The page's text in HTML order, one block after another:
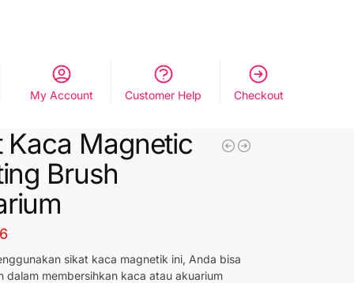
My Account Customer Help Checkout
Kaca Magnetic
Brush
sikat kaca magnetik ini, Anda bisa
dalam membersihkan kaca atau akuarium